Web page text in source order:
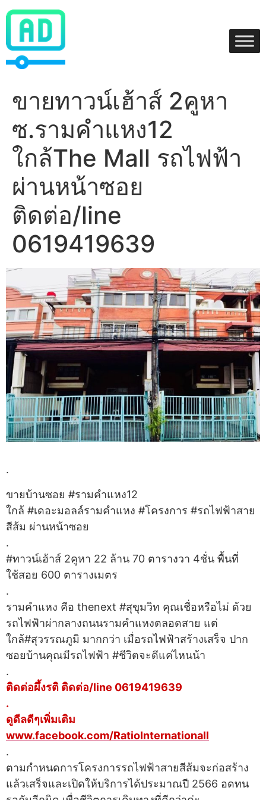
Skip
content
ขายทาวน์เฮ้าส์ 2คูหา
ซ.รามคำแหง12
ใกล้The Mall รถไฟฟ้า
ผ่านหน้าซอย
ติดต่อ/line
0619419639
.
ขายบ้านซอย #รามคำแหง12
ใกล้ #เดอะมอลล์รามคำแหง #โครงการ #รถไฟฟ้าสาย
สีส้ม ผ่านหน้าซอย
.
#ทาวน์เฮ้าส์ 2คูหา 22 ล้าน 70 ตารางวา 4ชั่น พื้นที่
ใช้สอย 600 ตารางเมตร
.
รามคำแหง คือ thenext #สุขุมวิท คุณเชื่อหรือไม่ ด้วย
รถไฟฟ้าผ่ากลางถนนรามคำแหงตลอดสาย แต่
ใกล้#สุวรรณภูมิ มากกว่า เมื่อรถไฟฟ้าสร้างเสร็จ ปาก
ซอยบ้านคุณมีรถไฟฟ้า #ชีวิตจะดีแค่ไหนน้า
.
ติดต่อผึ้งรติ ติดต่อ/line 0619419639
.
ดูดีลดีๆเพิ่มเติม
www.facebook.com/RatioInternationall
.
ตามกำหนดการโครงการรถไฟฟ้าสายสีส้มจะก่อสร้าง
แล้วเสร็จและเปิดให้บริการได้ประมาณปี 2566 อดทน